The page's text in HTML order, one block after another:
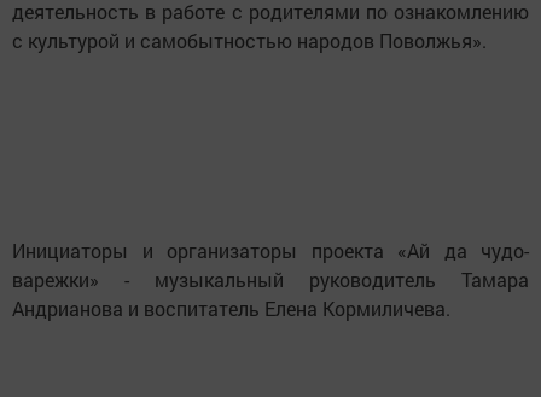
деятельность в работе с родителями по ознакомлению
с культурой и самобытностью народов Поволжья».
Инициаторы и организаторы проекта «Ай да чудо-
варежки» - музыкальный руководитель Тамара
Андрианова и воспитатель Елена Кормиличева.